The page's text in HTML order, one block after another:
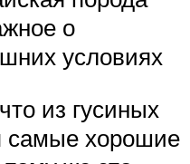
о
условиях
из гусиных
самые хорошие